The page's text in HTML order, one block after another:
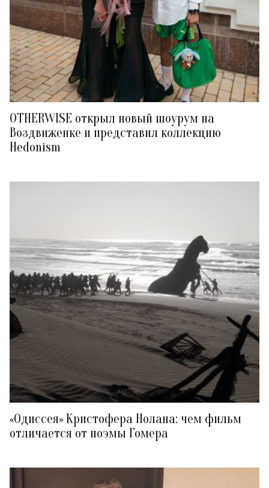
OTHERWISE открыл новый шоурум на
Воздвиженке и представил коллекцию
Hedonism
«Одиссея» Кристофера Нолана: чем фильм
отличается от поэмы Гомера